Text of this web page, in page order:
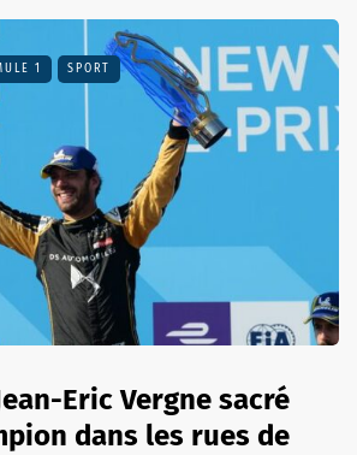
1 SPORT
Eric Vergne sacré
dans les rues de